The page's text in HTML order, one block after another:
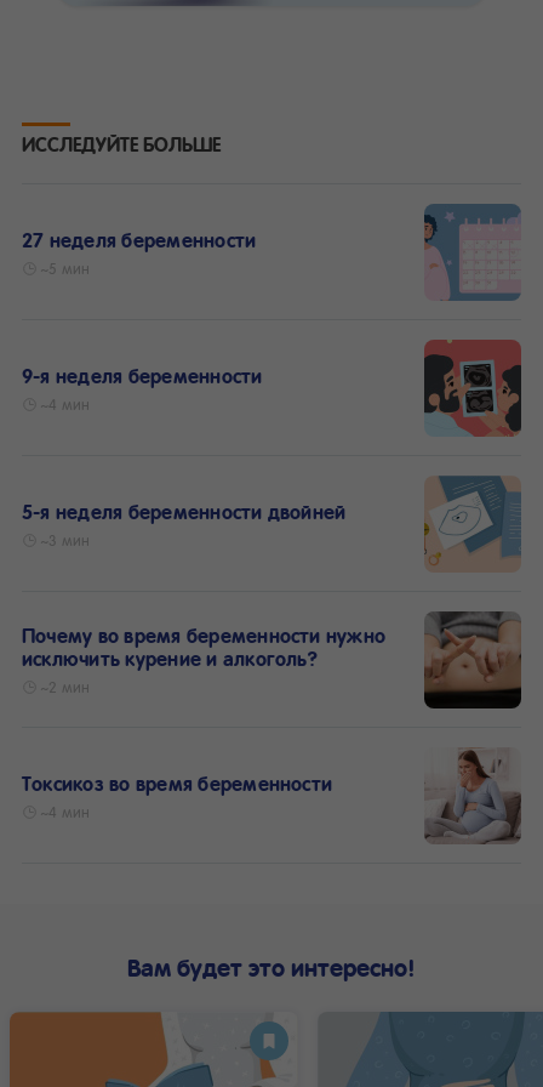
ИССЛЕДУЙТЕ БОЛЬШЕ
27 неделя беременности
~5 мин
9-я неделя беременности
~4 мин
5-я неделя беременности двойней
~3 мин
Почему во время беременности нужно
исключить курение и алкоголь?
~2 мин
Токсикоз во время беременности
~4 мин
Вам будет это интересно!